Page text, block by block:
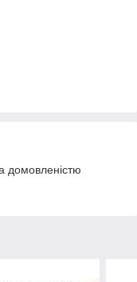
домовленістю